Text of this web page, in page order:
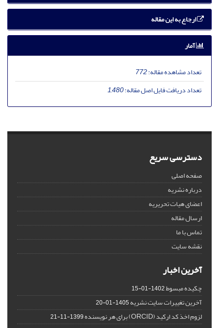
ارجاع به این مقاله
آمار
تعداد مشاهده مقاله:772
تعداد دریافت فایل اصل مقاله:1,480
دسترسی سریع
صفحه اصلی
درباره نشریه
اعضای هیات تحریریه
ارسال مقاله
تماس با ما
نقشه سایت
آخرین اخبار
چکیده مبسوط1402-01-15
آخرین تغییرات سایت نشریه1405-01-20
لزوم اخذ کد ارکید (ORCID) برای هر نویسنده 1399-11-21